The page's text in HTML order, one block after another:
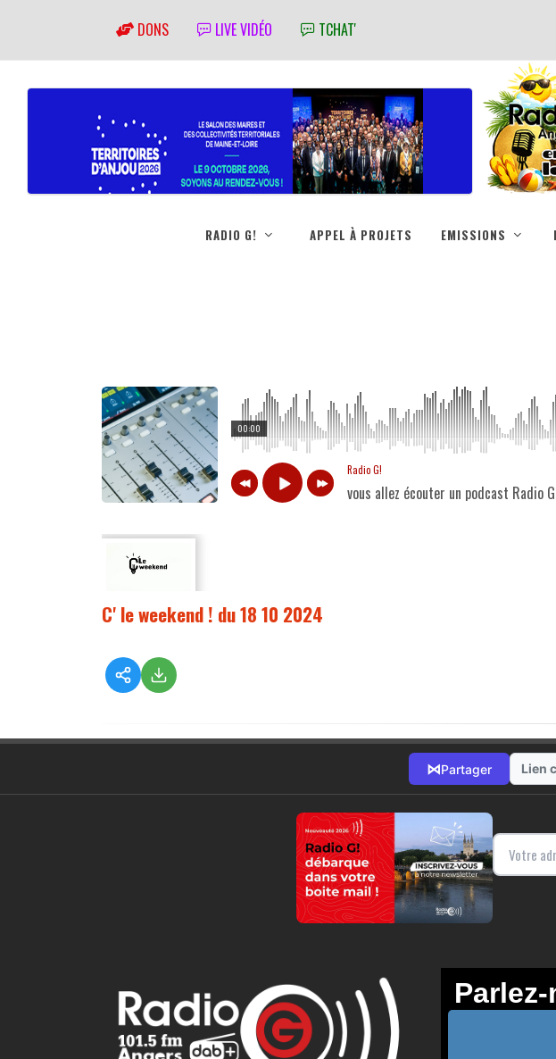
DONS LIVE VIDÉO TCHAT'
RADIO G! APPEL À PROJETS EMISSIONS
00:00
Radio G!
vous allez écouter un podcast Radio
C' le weekend ! du 18 10 2024
⋈Partager Lien